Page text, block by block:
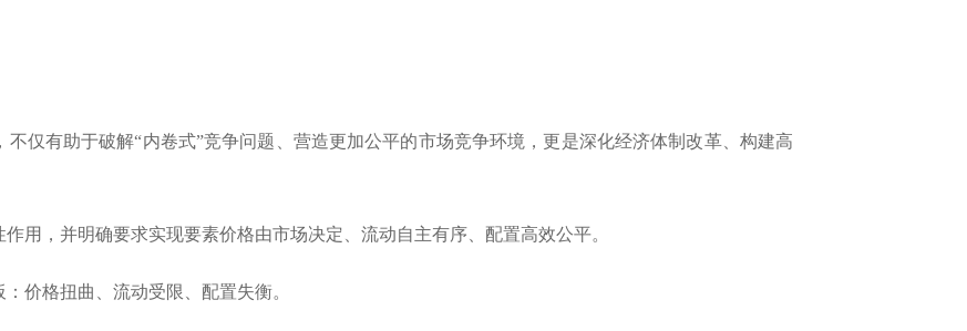
有助于破解“内卷式”竞争问题、营造更加公平的市场竞争环境，更是深化经济体制改革、构建高
，并明确要求实现要素价格由市场决定、流动自主有序、配置高效公平。
格扭曲、流动受限、配置失衡。